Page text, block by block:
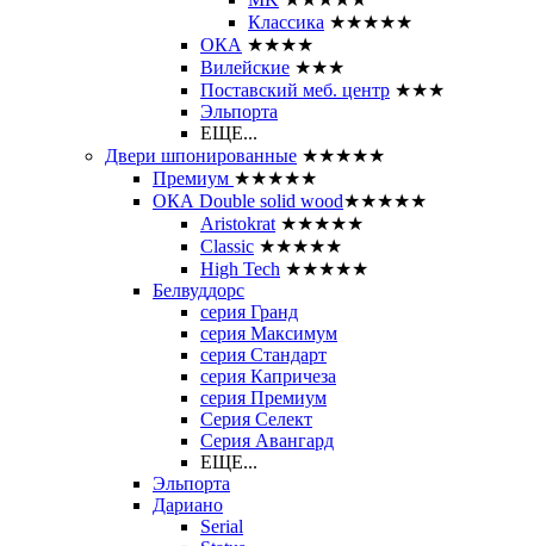
Классика ★★★★★
ОКА ★★★★
Вилейские ★★★
Поставский меб. центр ★★★
Эльпорта
ЕЩЕ...
Двери шпонированные ★★★★★
Премиум ★★★★★
ОКА Double solid wood★★★★★
Aristokrat ★★★★★
Classic ★★★★★
High Tech ★★★★★
Белвуддорс
серия Гранд
серия Максимум
серия Стандарт
серия Капричеза
серия Премиум
Серия Селект
Серия Авангард
ЕЩЕ...
Эльпорта
Дариано
Serial